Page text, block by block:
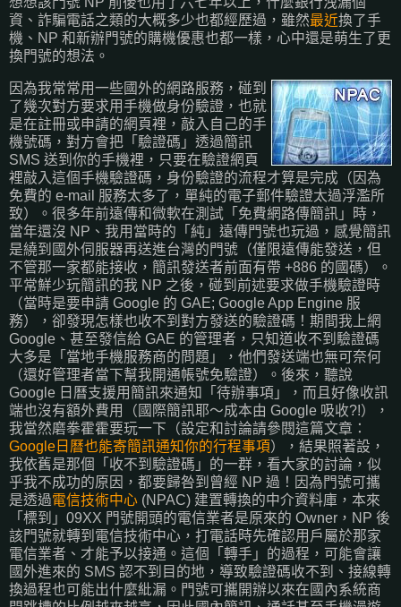
資、詐騙電話之類的大概多少也都經歷過，雖然最近換了手
機、NP 和新辦門號的購機優惠也都一樣，心中還是萌生了更
換門號的想法。
因為我常常用一些國外的網路服務，碰到
了幾次對方要求用手機做身份驗證，也就
是在註冊或申請的網頁裡，敲入自己的手
機號碼，對方會把「驗證碼」透過簡訊
SMS 送到你的手機裡，只要在驗證網頁
裡敲入這個手機驗證碼，身份驗證的流程才算是完成（因為
免費的 e-mail 服務太多了，單純的電子郵件驗證太過浮濫所
致）。很多年前遠傳和微軟在測試「免費網路傳簡訊」時，
當年還沒 NP、我用當時的「純」遠傳門號也玩過，感覺簡訊
是繞到國外伺服器再送進台灣的門號（僅限遠傳能發送，但
不管那一家都能接收，簡訊發送者前面有帶 +886 的國碼）。
平常鮮少玩簡訊的我 NP 之後，碰到前述要求做手機驗證時
（當時是要申請 Google 的 GAE; Google App Engine 服
務），卻發現怎樣也收不到對方發送的驗證碼！期間我上網
Google、甚至發信給 GAE 的管理者，只知道收不到驗證碼
大多是「當地手機服務商的問題」，他們發送端也無可奈何
（還好管理者當下幫我開通帳號免驗證）。後來，聽說
Google 日曆支援用簡訊來通知「待辦事項」，而且好像收訊
端也沒有額外費用（國際簡訊耶～成本由 Google 吸收?!），
我當然磨拳霍霍要玩一下（設定和討論請參閱這篇文章：
Google日曆也能寄簡訊通知你的行程事項），結果照著設，
我依舊是那個「收不到驗證碼」的一群，看大家的討論，似
乎我不成功的原因，都要歸咎到曾經 NP 過！因為門號可攜
是透過電信技術中心 (NPAC) 建置轉換的中介資料庫，本來
「標到」09XX 門號開頭的電信業者是原來的 Owner，NP 後
該門號就轉到電信技術中心，打電話時先確認用戶屬於那家
電信業者、才能予以接通。這個「轉手」的過程，可能會讓
國外進來的 SMS 認不到目的地，導致驗證碼收不到、接線轉
換過程也可能出什麼紕漏。門號可攜開辦以來在國內系統商